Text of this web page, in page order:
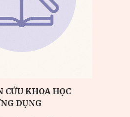
CỨU KHOA HỌC
DỤNG